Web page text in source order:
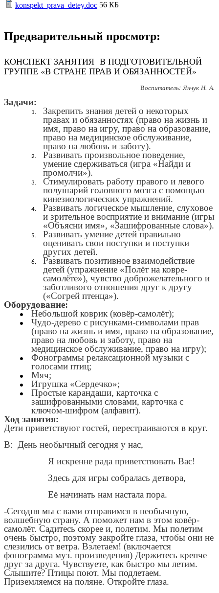
konspekt_prava_detey.doc 56 КБ
Предварительный просмотр:
КОНСПЕКТ ЗАНЯТИЯ В ПОДГОТОВИТЕЛЬНОЙ
ГРУППЕ «В СТРАНЕ ПРАВ И ОБЯЗАННОСТЕЙ»
Воспитатель: Янчук Н. А.
Задачи:
Закрепить знания детей о некоторых
правах и обязанностях (право на жизнь и
имя, право на игру, право на образование,
право на медицинское обслуживание,
право на любовь и заботу).
Развивать произвольное поведение,
умение сдерживаться (игра «Найди и
промолчи»).
Стимулировать работу правого и левого
полушарий головного мозга с помощью
кинезиологических упражнений.
Развивать логическое мышление, слуховое
и зрительное восприятие и внимание (игры
«Объясни имя», «Зашифрованные слова»).
Развивать умение детей правильно
оценивать свои поступки и поступки
других детей.
Развивать позитивное взаимодействие
детей (упражнение «Полёт на ковре-
самолёте»), чувство доброжелательного и
заботливого отношения друг к другу
(«Согрей птенца»).
Оборудование:
Небольшой коврик (ковёр-самолёт);
Чудо-дерево с рисунками-символами прав
(право на жизнь и имя, право на образование,
право на любовь и заботу, право на
медицинское обслуживание, право на игру);
Фонограммы релаксационной музыки с
голосами птиц;
Мяч;
Игрушка «Сердечко»;
Простые карандаши, карточка с
зашифрованными словами, карточка с
ключом-шифром (алфавит).
Ход занятия:
Дети приветствуют гостей, перестраиваются в круг.
В: День необычный сегодня у нас,
Я искренне рада приветствовать Вас!
Здесь для игры собралась детвора,
Её начинать нам настала пора.
-Сегодня мы с вами отправимся в необычную,
волшебную страну. А поможет нам в этом ковёр-
самолёт. Садитесь скорее и, полетим. Мы полетим
очень быстро, поэтому закройте глаза, чтобы они не
слезились от ветра. Взлетаем! (включается
фонограмма муз. произведения) Держитесь крепче
друг за друга. Чувствуете, как быстро мы летим.
Слышите? Птицы поют. Мы подлетаем.
Приземляемся на поляне. Откройте глаза.